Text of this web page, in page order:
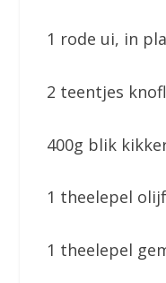
1 rode ui, in
2 teentjes
400g blik
1 theelepel
1 theelepel